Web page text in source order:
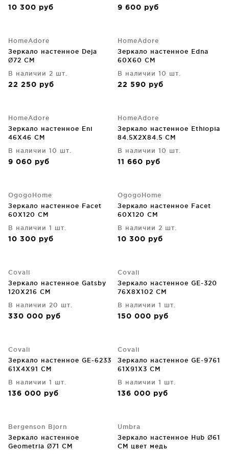
10 300 руб 9 600 руб
HomeAdore
Зеркало настенное Deja
Ø72 CM
В наличии 2 шт.
22 250 руб
HomeAdore
Зеркало настенное Edna
60X60 CM
В наличии 10 шт.
22 590 руб
HomeAdore
Зеркало настенное Eni
46X46 CM
В наличии 10 шт.
9 060 руб
HomeAdore
Зеркало настенное Ethiopia
84.5X2X84.5 CM
В наличии 10 шт.
11 660 руб
OgogoHome
Зеркало настенное Facet
60X120 CM
В наличии 1 шт.
10 300 руб
OgogoHome
Зеркало настенное Facet
60X120 CM
В наличии 2 шт.
10 300 руб
Covali
Зеркало настенное Gatsby
120X216 CM
В наличии 20 шт.
330 000 руб
Covali
Зеркало настенное GE-320
76X8X102 CM
В наличии 1 шт.
150 000 руб
Covali
Зеркало настенное GE-6233
61X4X91 CM
В наличии 1 шт.
136 000 руб
Covali
Зеркало настенное GE-9761
61X91X3 CM
В наличии 1 шт.
136 000 руб
Bergenson Bjorn
Зеркало настенное
Geometria Ø71 CM
Umbra
Зеркало настенное Hub Ø61
CM цвет медь